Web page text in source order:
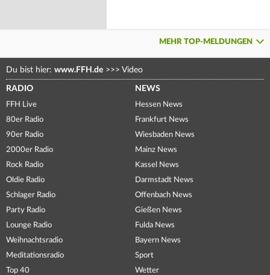
MEHR TOP-MELDUNGEN
Du bist hier: www.FFH.de >>> Video
RADIO
FFH Live
80er Radio
90er Radio
2000er Radio
Rock Radio
Oldie Radio
Schlager Radio
Party Radio
Lounge Radio
Weihnachtsradio
Meditationsradio
Top 40
NEWS
Hessen News
Frankfurt News
Wiesbaden News
Mainz News
Kassel News
Darmstadt News
Offenbach News
Gießen News
Fulda News
Bayern News
Sport
Wetter